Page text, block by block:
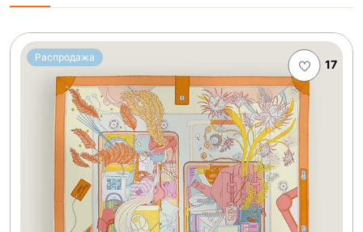
17
Распродажа